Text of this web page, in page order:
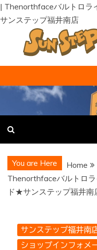
| Thenorthfaceバルトロ
サンステップ福井南店
to
content
福井の買取
福井の買取販売ならサ
類・ブランド品・バッ
You are Here
Home
Thenorthfaceバルトロ
ド★サンステップ福井南
サンステップ福井南
ショップインフォメ